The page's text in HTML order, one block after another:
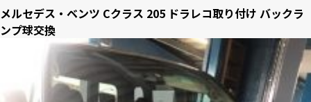
メルセデス・ベンツ Cクラス 205 ドラレコ取り付け バックラ
ンプ球交換